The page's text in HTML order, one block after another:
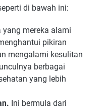
di bawah ini:
yang mereka alami
pikiran
mengalami kesulitan
berbagai
yang lebih
Ini bermula dari